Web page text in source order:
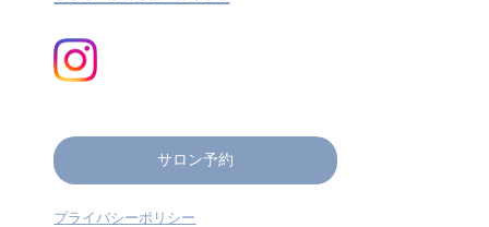
サロン予約
プライバシーポリシー